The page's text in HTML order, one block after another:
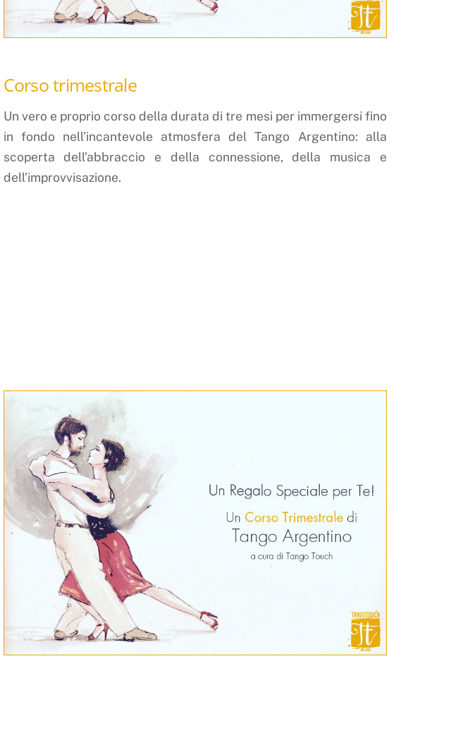
Corso trimestrale
Un vero e proprio corso della durata di tre mesi per immergersi fino
in fondo nell’incantevole atmosfera del Tango Argentino: alla
scoperta dell’abbraccio e della connessione, della musica e
dell’improvvisazione.